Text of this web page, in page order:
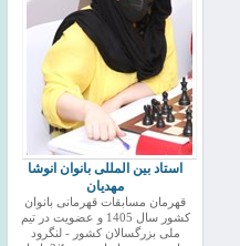
استاد بین المللی بانوان انوشا
مهدیان
قهرمان مسابقات قهرمانی بانوان
کشور سال 1405 و عضویت در تیم
ملی بزرگسالان کشور - لنگرود